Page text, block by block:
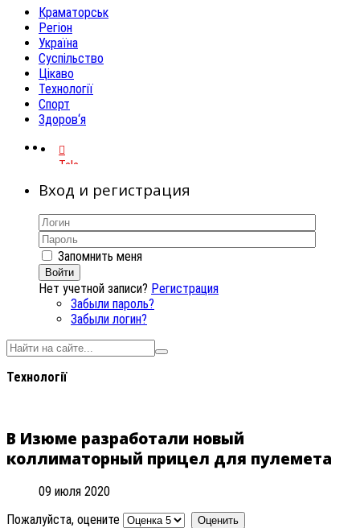
Краматорськ
Регіон
Україна
Суспільство
Цікаво
Технології
Спорт
Здоров‘я
Telegram
Вход и регистрация
Запомнить меня
Войти
Нет учетной записи? Регистрация
Забыли пароль?
Забыли логин?
Технології
В Изюме разработали новый
коллиматорный прицел для пулемета
09 июля 2020
Пожалуйста, оцените